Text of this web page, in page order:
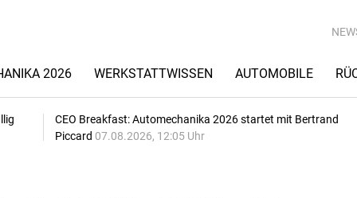
2026 WERKSTATTWISSEN AUTOMOBILE
CEO Breakfast: Automechanika 2026 startet mit Bertrand
Piccard 07.08.2026, 12:05 Uhr